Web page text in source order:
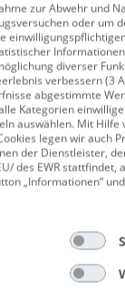
Filz
Dekorfolie
= 1,354 m²
qm
zur Abwehr und
oder um
diverser
verbessern (3
abgestimmte
Kategorien
auswählen. Mit Hilfe
legen wir auch
der Dienstleister,
des EWR stattfindet,
„Informationen“